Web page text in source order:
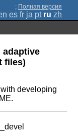
; Полная версия
es fr ja pt ru zh
files)
developing